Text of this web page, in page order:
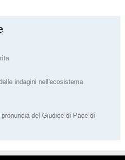
indagini nell'ecosistema
del Giudice di Pace di